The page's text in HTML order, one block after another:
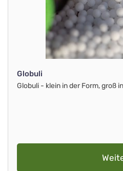
Globuli
Globuli - klein in der Form, groß